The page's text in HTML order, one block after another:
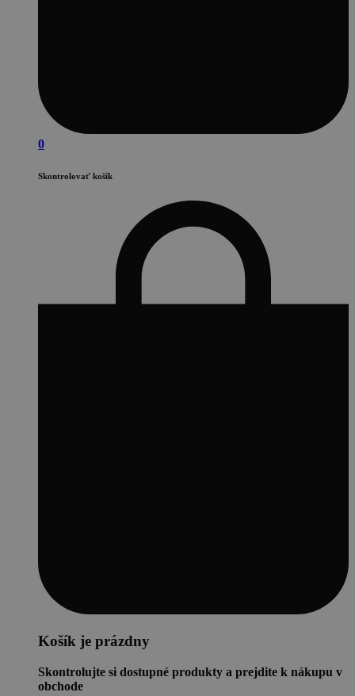
0
Skontrolovať košík
Košík je prázdny
Skontrolujte si dostupné produkty a prejdite k nákupu v
obchode